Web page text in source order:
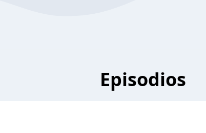
Episodios